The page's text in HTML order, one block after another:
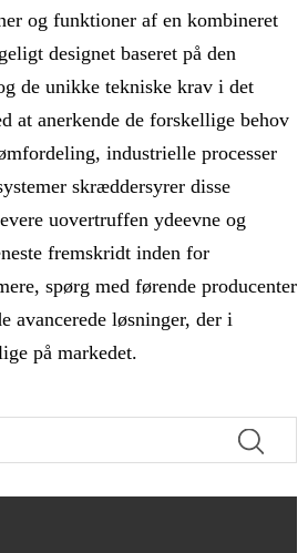
og funktioner af en kombineret
designet baseret på den
de unikke tekniske krav i det
at anerkende de forskellige behov
industrielle processer
skræddersyrer disse
uovertruffen ydeevne og
fremskridt inden for
spørg med førende producenter
avancerede løsninger, der i
på markedet.